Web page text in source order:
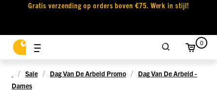
Gratis verzending op orders boven €75. Werk in stijl!
0
Sale Dag Van De Arbeid Promo
Dag Van De Arbeid -
Dames